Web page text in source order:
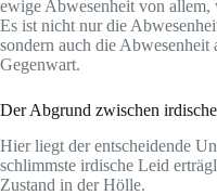
ewige Abwesenheit von allem,
Es ist nicht nur die
sondern auch die Abwesenheit
Gegenwart.
Der Abgrund zwischen
Hier liegt der entscheidende
schlimmste irdische Leid
Zustand in der Hölle.